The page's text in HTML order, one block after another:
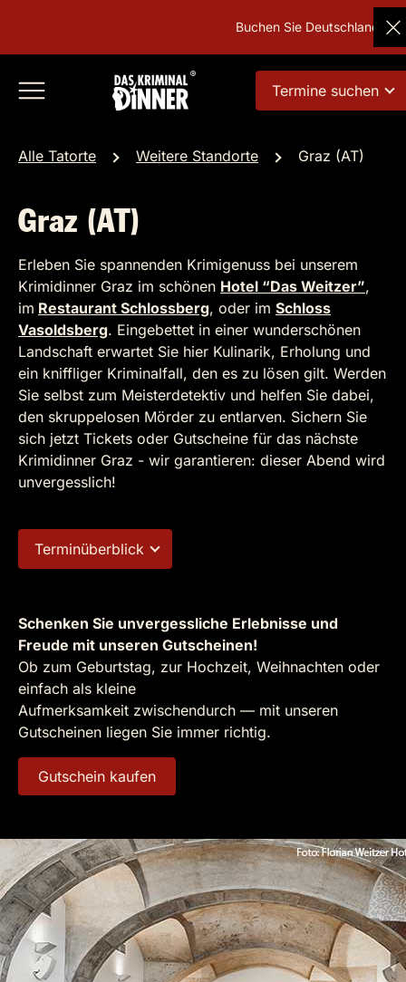
Buchen Sie Deutschlands
Termine suchen
Alle Tatorte Weitere Standorte Graz (AT)
Graz (AT)
Erleben Sie spannenden Krimigenuss bei unserem
Krimidinner Graz im schönen Hotel “Das Weitzer”,
im Restaurant Schlossberg, oder im Schloss
Vasoldsberg. Eingebettet in einer wunderschönen
Landschaft erwartet Sie hier Kulinarik, Erholung und
ein kniffliger Kriminalfall, den es zu lösen gilt. Werden
Sie selbst zum Meisterdetektiv und helfen Sie dabei,
den skruppelosen Mörder zu entlarven. Sichern Sie
sich jetzt Tickets oder Gutscheine für das nächste
Krimidinner Graz - wir garantieren: dieser Abend wird
unvergesslich!
Terminüberblick
Schenken Sie unvergessliche Erlebnisse und
Freude mit unseren Gutscheinen!
Ob zum Geburtstag, zur Hochzeit, Weihnachten oder
einfach als kleine
Aufmerksamkeit zwischendurch — mit unseren
Gutscheinen liegen Sie immer richtig.
Gutschein kaufen